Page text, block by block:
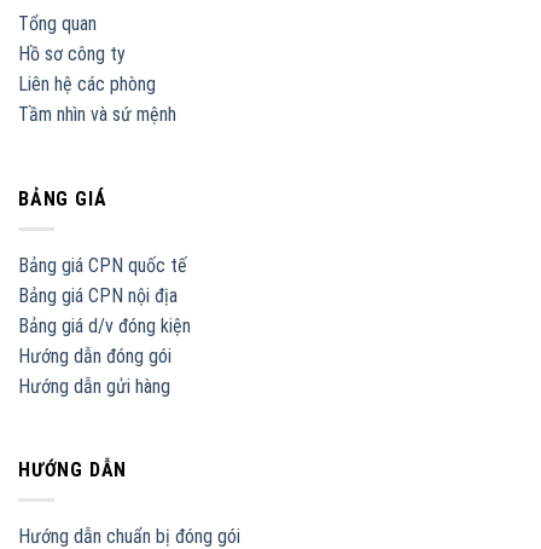
Tổng quan
Hồ sơ công ty
Liên hệ các phòng
Tầm nhìn và sứ mệnh
BẢNG GIÁ
Bảng giá CPN quốc tế
Bảng giá CPN nội địa
Bảng giá d/v đóng kiện
Hướng dẫn đóng gói
Hướng dẫn gửi hàng
HƯỚNG DẪN
Hướng dẫn chuẩn bị đóng gói